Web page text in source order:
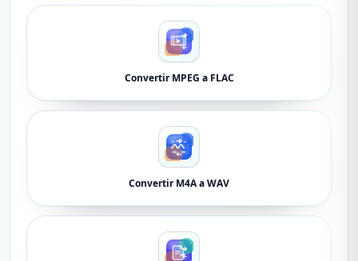
Convertir MPEG a FLAC
Convertir M4A a WAV